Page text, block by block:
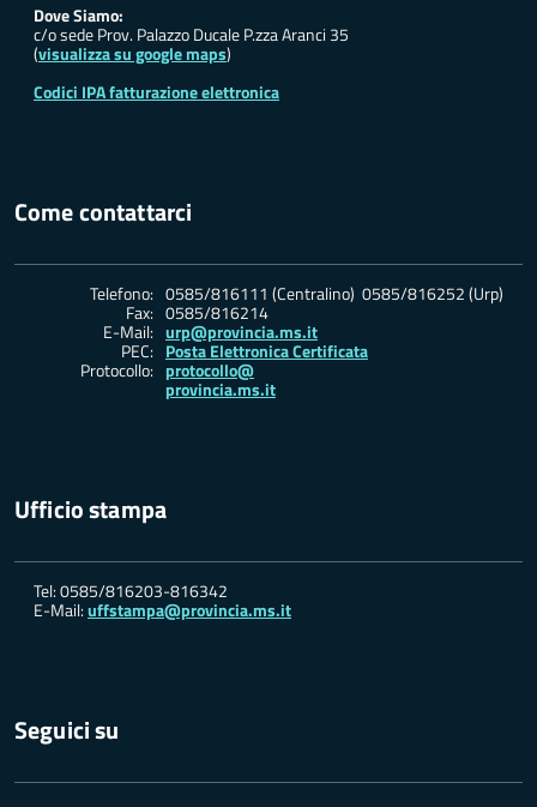
Dove Siamo:
c/o sede Prov. Palazzo Ducale P.zza Aranci 35
(visualizza su google maps)
Codici IPA fatturazione elettronica
Come contattarci
Telefono: 0585/816111 (Centralino) 0585/816252 (Urp)
Fax: 0585/816214
E-Mail: urp@provincia.ms.it
PEC: Posta Elettronica Certificata
Protocollo: protocollo@
provincia.ms.it
Ufficio stampa
Tel: 0585/816203-816342
E-Mail:uffstampa@provincia.ms.it
Seguici su